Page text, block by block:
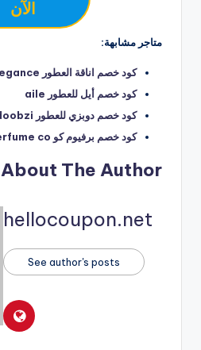
الآن
متاجر مشابهة:
كود خصم اناقة العطور perfume elegance
كود خصم أيل للعطور aile
كود خصم دوبزي للعطور doobzi
كود خصم برفيوم كو Perfume co: الجنة لعشاق العطور
About The Author
hellocoupon.net
See author's posts